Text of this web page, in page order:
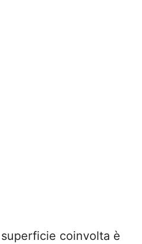
superficie coinvolta è